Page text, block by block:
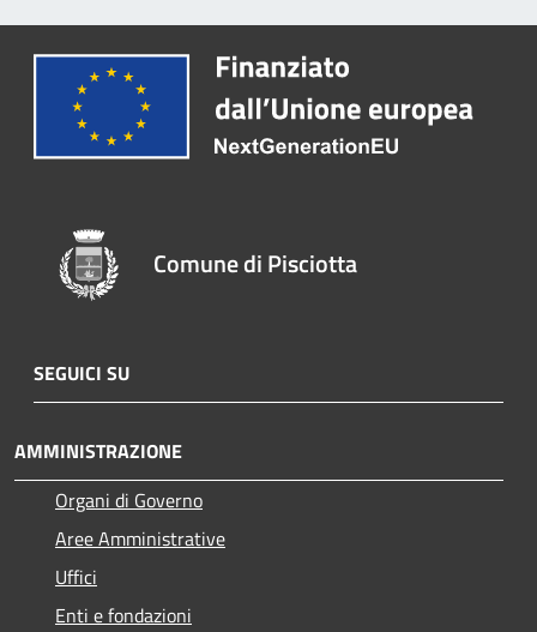
Comune di Pisciotta
SEGUICI SU
AMMINISTRAZIONE
Organi di Governo
Aree Amministrative
Uffici
Enti e fondazioni